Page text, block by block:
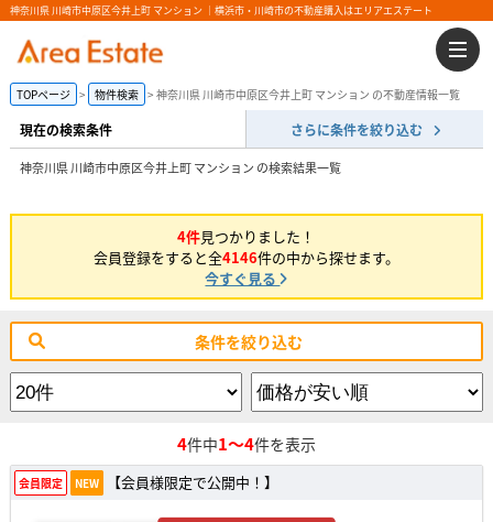
神奈川県 川崎市中原区今井上町 マンション ｜横浜市・川崎市の不動産購入はエリアエステート
TOPページ 物件検索 神奈川県 川崎市中原区今井上町 マンション の不動産情報一覧
現在の検索条件 さらに条件を絞り込む
神奈川県 川崎市中原区今井上町 マンション の検索結果一覧
4件見つかりました！
会員登録をすると全4146件の中から探せます。
今すぐ見る
条件を絞り込む
4件中1～4件を表示
会員限定 NEW 【会員様限定で公開中！】